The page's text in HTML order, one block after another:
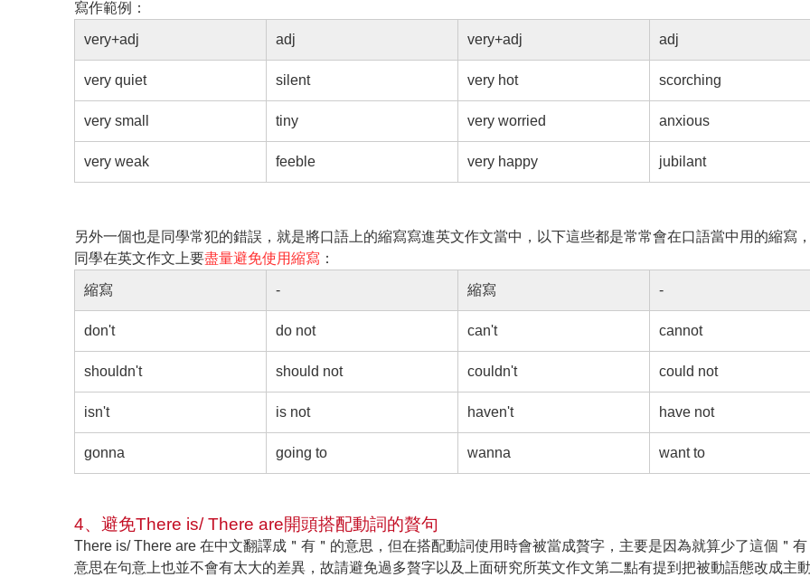
寫作範例：
very+adj adj very+adj adj
very quiet silent very hot scorching
very small tiny very worried anxious
very weak feeble very happy jubilant
另外一個也是同學常犯的錯誤，就是將口語上的縮寫寫進英文作文當中，以下這些都是常常會在口語當中用的縮寫
同學在英文作文上要盡量避免使用縮寫 ：
縮寫 - 縮寫 -
don't do not can't cannot
shouldn't should not couldn't could not
isn't is not haven't have not
gonna going to wanna want to
4、避免There is/ There are開頭搭配動詞的贅句
There is/ There are 在中文翻譯成＂有＂的意思，但在搭配動詞使用時會被當成贅字，主要是因為就算少了這個＂
意思在句意上也並不會有太大的差異，故請避免過多贅字以及上面研究所英文作文第二點有提到把被動語態改成主